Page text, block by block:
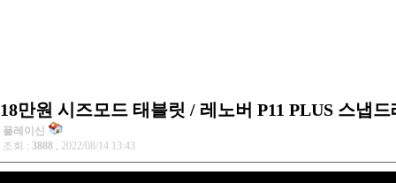
18만원 시즈모드 태블릿 / 레노버 P11 PLUS 스냅드
플레이신
조회 : 3888 , 2022/08/14 13:43